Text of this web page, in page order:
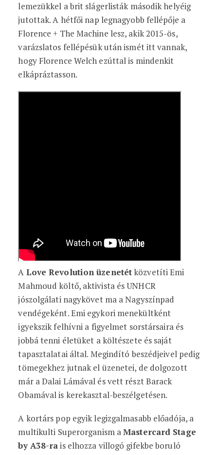
lemezükkel a brit slágerlisták második helyéig
jutottak. A hétfői nap legnagyobb fellépője a
Florence + The Machine lesz, akik 2015-ös,
varázslatos fellépésük után ismét itt vannak,
hogy Florence Welch ezúttal is mindenkit
elkápráztasson.
A Love Revolution üzenetétközvetíti Emi
Mahmoud költő, aktivista és UNHCR
jószolgálati nagykövet ma a Nagyszínpad
vendégeként. Emi egykori menekültként
igyekszik felhívni a figyelmet sorstársaira és
jobbá tenni életüket a költészete és saját
tapasztalatai által. Megindító beszédjeivel pedig
tömegekhez jutnak el üzenetei, de dolgozott
már a Dalai Lámával és vett részt Barack
Obamával is kerekasztal-beszélgetésen.
A kortárs pop egyik legizgalmasabb előadója, a
multikulti Superorganism aMastercard Stage
by A38-rais elhozza villogó gifekbe boruló